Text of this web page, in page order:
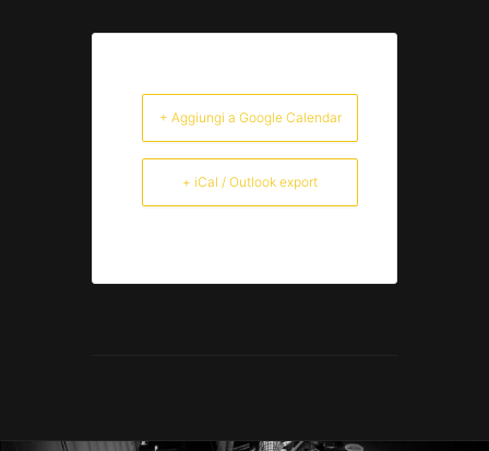
+ Aggiungi a Google Calendar
+ iCal / Outlook export